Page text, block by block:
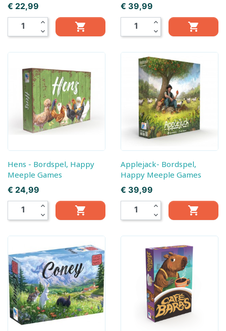
Prijs
€ 22,99
expand_less
expand_more

Prijs
€ 39,99
expand_less
expand_more

Hens - Bordspel, Happy
Meeple Games
Prijs
€ 24,99
expand_less
expand_more

Applejack- Bordspel,
Happy Meeple Games
Prijs
€ 39,99
expand_less
expand_more
